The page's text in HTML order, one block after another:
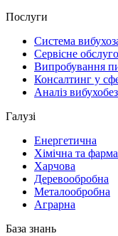
Послуги
Система
Сервісне
Випробування
Консалтинг у
Аналіз
Галузі
Енергетична
Хімічна та
Харчова
Деревообробна
Металообробна
Аграрна
База знань